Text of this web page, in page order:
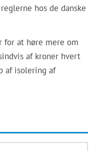
hos de danske
for at høre mere om
af kroner hvert
af isolering af